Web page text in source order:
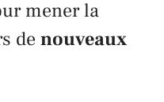
mener la
de nouveaux